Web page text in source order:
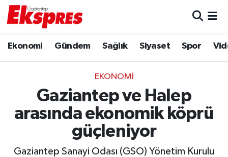
Ekonomi Gündem Sağlık Siyaset Spor
EKONOMI
Gaziantep ve Halep
arasında ekonomik köprü
güçleniyor
Gaziantep Sanayi Odası (GSO) Yönetim Kurulu
Ekonomi
Gaziantep son dakika
Genel
Trafik Durumu
Puan Durumu ve Fikstür
Tüm Manşetler
Son Dakika Haberleri